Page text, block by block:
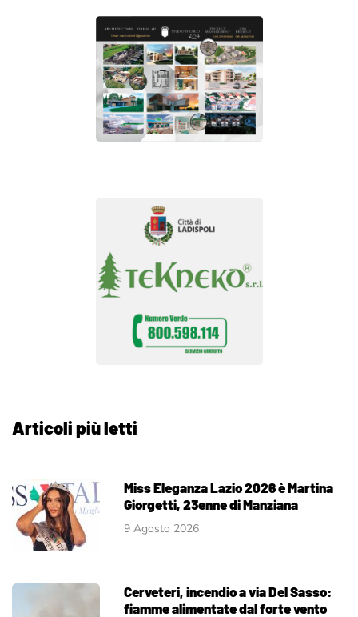
Articoli più letti
Miss Eleganza Lazio 2026 è Martina
Giorgetti, 23enne di Manziana
9 Agosto 2026
Cerveteri, incendio a via Del Sasso:
fiamme alimentate dal forte vento